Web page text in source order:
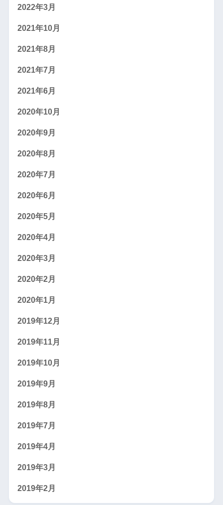
2022年3月
2021年10月
2021年8月
2021年7月
2021年6月
2020年10月
2020年9月
2020年8月
2020年7月
2020年6月
2020年5月
2020年4月
2020年3月
2020年2月
2020年1月
2019年12月
2019年11月
2019年10月
2019年9月
2019年8月
2019年7月
2019年4月
2019年3月
2019年2月